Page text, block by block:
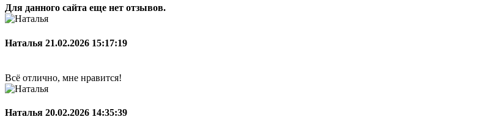
Для данного сайта еще нет отзывов.
Наталья 21.02.2026 15:17:19
Всё отлично, мне нравится!
Наталья 20.02.2026 14:35:39